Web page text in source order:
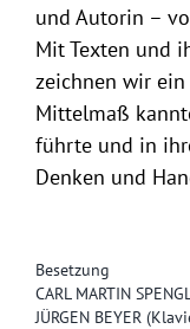
Besetzung
CARL MARTIN
JÜRGEN BEYER
und Autorin –
Mit Texten und
zeichnen wir
Mittelmaß
führte und in
Denken und